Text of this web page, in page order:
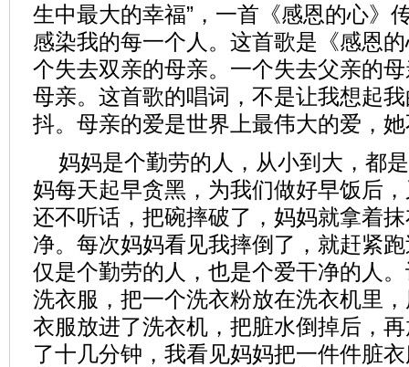
生中最大的幸福”，一首《感恩的心》
感染我的每一个人。这首歌是《感恩
个失去双亲的母亲。一个失去父亲的
母亲。这首歌的唱词，不是让我想起
抖。母亲的爱是世界上最伟大的爱，
妈妈是个勤劳的人，从小到大，都
妈每天起早贪黑，为我们做好早饭后
还不听话，把碗摔破了，妈妈就拿着
净。每次妈妈看见我摔倒了，就赶紧
仅是个勤劳的人，也是个爱干净的人
洗衣服，把一个洗衣粉放在洗衣机里
衣服放进了洗衣机，把脏水倒掉后，
了十几分钟，我看见妈妈把一件件脏